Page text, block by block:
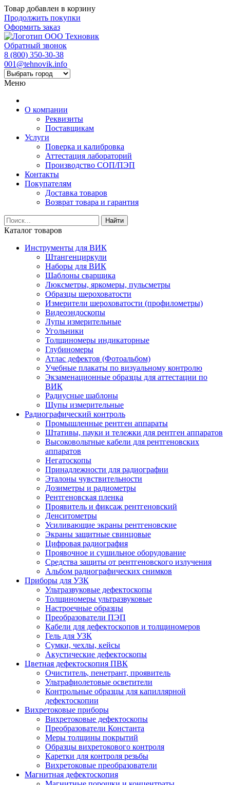
Товар добавлен в корзину
Продолжить покупки
Оформить заказ
Обратный звонок
8 (800) 350-30-38
001@tehnovik.info
Меню
О компании
Реквизиты
Поставщикам
Услуги
Поверка и калибровка
Аттестация лабораторий
Производство СОП/ПЭП
Контакты
Покупателям
Доставка товаров
Возврат товара и гарантия
Найти
Каталог товаров
Инструменты для ВИК
Штангенциркули
Наборы для ВИК
Шаблоны сварщика
Люксметры, яркомеры, пульсметры
Образцы шероховатости
Измерители шероховатости (профилометры)
Видеоэндоскопы
Лупы измерительные
Угольники
Толщиномеры индикаторные
Глубиномеры
Атлас дефектов (Фотоальбом)
Учебные плакаты по визуальному контролю
Экзаменационные образцы для аттестации по
ВИК
Радиусные шаблоны
Щупы измерительные
Радиографический контроль
Промышленные рентген аппараты
Штативы, пауки и тележки для рентген аппаратов
Высоковольтные кабели для рентгеновских
аппаратов
Негатоскопы
Принадлежности для радиографии
Эталоны чувствительности
Дозиметры и радиометры
Рентгеновская пленка
Проявитель и фиксаж рентгеновский
Денситометры
Усиливающие экраны рентгеновские
Экраны защитные свинцовые
Цифровая радиография
Проявочное и сушильное оборудование
Средства защиты от рентгеновского излучения
Альбом радиографических снимков
Приборы для УЗК
Ультразвуковые дефектоскопы
Толщиномеры ультразвуковые
Настроечные образцы
Преобразователи ПЭП
Кабели для дефектоскопов и толщиномеров
Гель для УЗК
Сумки, чехлы, кейсы
Акустические дефектоскопы
Цветная дефектоскопия ПВК
Очиститель, пенетрант, проявитель
Ультрафиолетовые осветители
Контрольные образцы для капиллярной
дефектоскопии
Вихретоковые приборы
Вихретоковые дефектоскопы
Преобразователи Константа
Меры толщины покрытий
Образцы вихретокового контроля
Каретки для контроля резьбы
Вихретоковые преобразователи
Магнитная дефектоскопия